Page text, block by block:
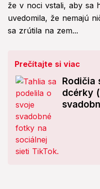
že v noci vstali, aby sa
uvedomila, že nemajú
sa zrútila na zem...
Prečítajte si viac
Rodičia
dcérky